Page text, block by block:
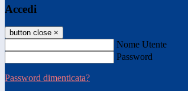
Accedi
button close ×
Nome Utente
Password
Password dimenticata?